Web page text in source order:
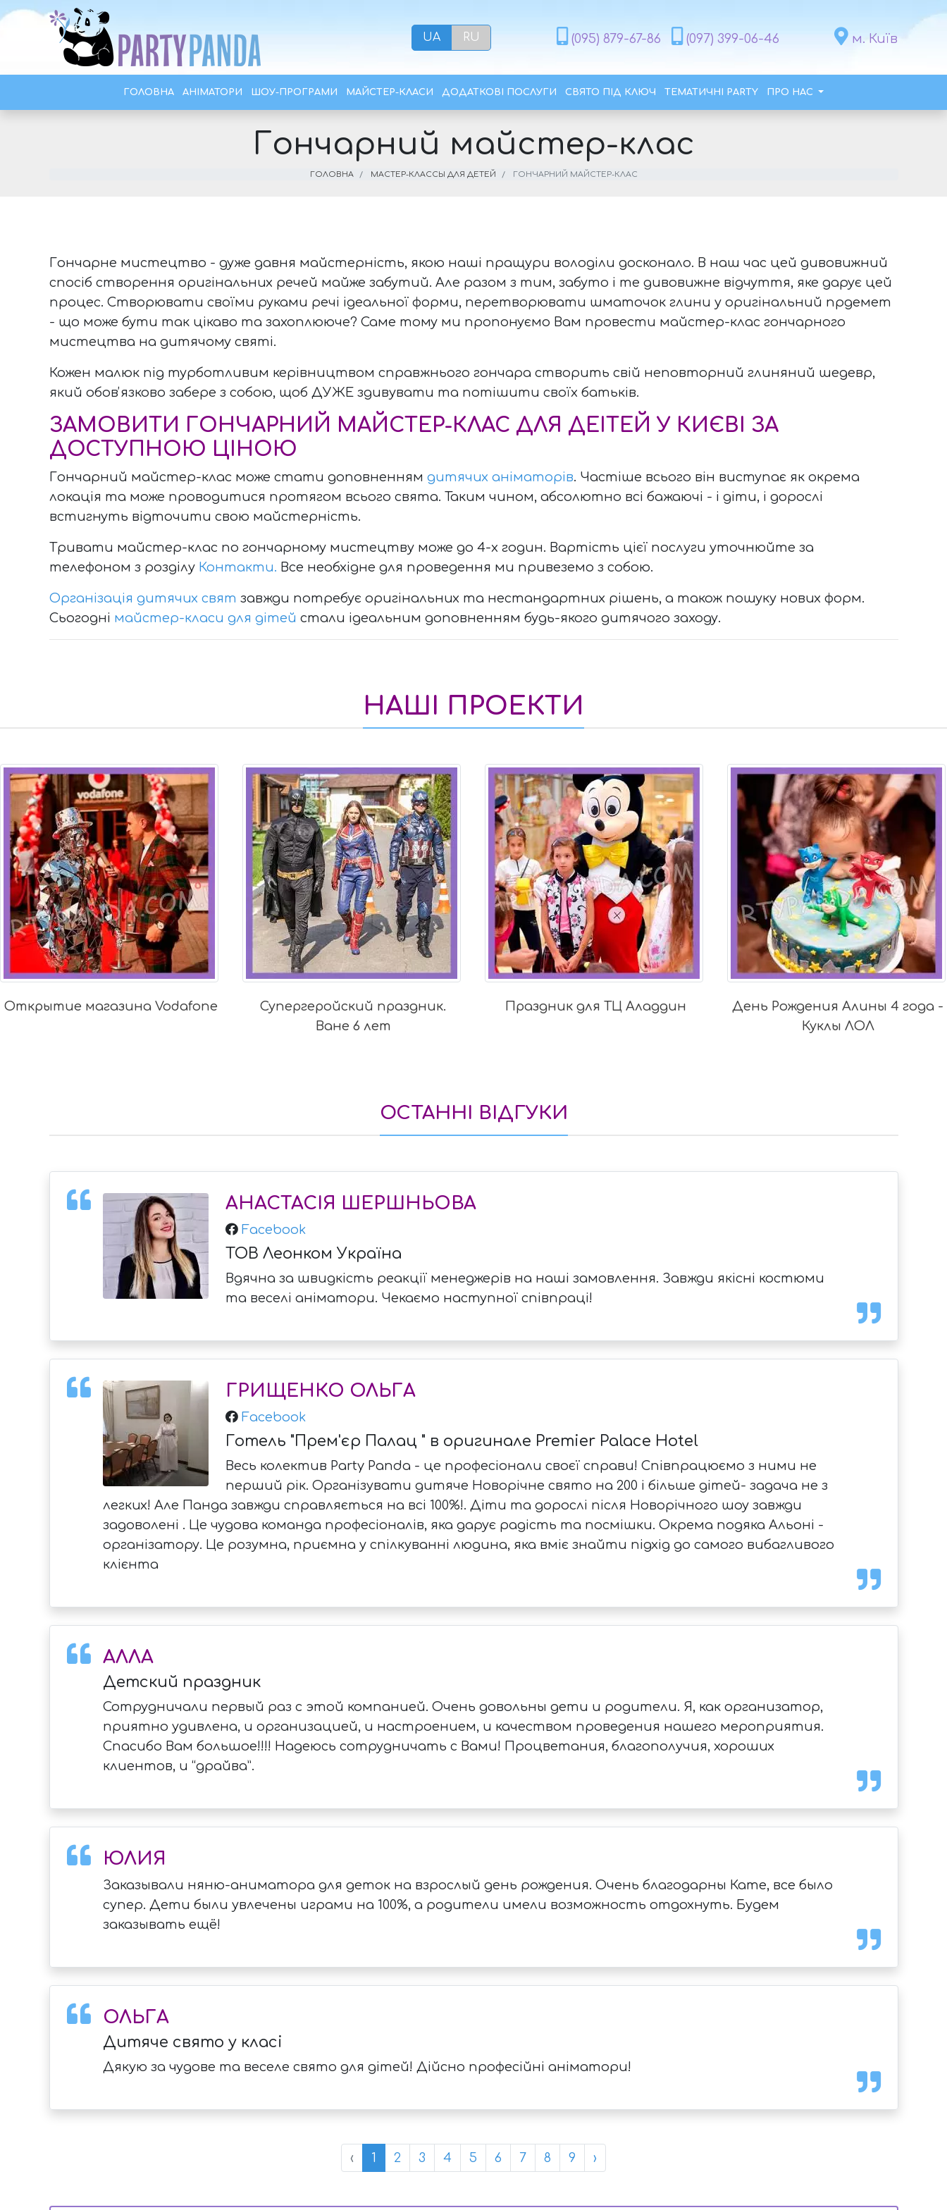
UA RU (095) 879-67-86 (097) 399-06-46 м. Київ
ГОЛОВНА АНІМАТОРИ ШОУ-ПРОГРАМИ МАЙСТЕР-КЛАСИ ДОДАТКОВІ ПОСЛУГИ СВЯТО ПІД КЛЮЧ ТЕМАТИЧНІ PARTY ПРО НАС
Гончарний майстер-клас
ГОЛОВНА МАСТЕР-КЛАССЫ ДЛЯ ДЕТЕЙ ГОНЧАРНИЙ МАЙСТЕР-КЛАС
Гончарне мистецтво - дуже давня майстерність, якою наші пращури володіли досконало. В наш час цей дивовижний
спосіб створення оригінальних речей майже забутий. Але разом з тим, забуто і те дивовижне відчуття, яке дарує цей
процес. Створювати своїми руками речі ідеальної форми, перетворювати шматочок глини у оригінальний прдемет
- що може бути так цікаво та захоплююче? Саме тому ми пропонуємо Вам провести майстер-клас гончарного
мистецтва на дитячому святі.
Кожен малюк під турботливим керівництвом справжнього гончара створить свій неповторний глиняний шедевр,
який обовʼязково забере з собою, щоб ДУЖЕ здивувати та потішити своїх батьків.
ЗАМОВИТИ ГОНЧАРНИЙ МАЙСТЕР-КЛАС ДЛЯ ДЕІТЕЙ У КИЄВІ ЗА
ДОСТУПНОЮ ЦІНОЮ
Гончарний майстер-клас може стати доповненням дитячих аніматорів. Частіше всього він виступає як окрема
локація та може проводитися протягом всього свята. Таким чином, абсолютно всі бажаючі - і діти, і дорослі
встигнуть відточити свою майстерність.
Тривати майстер-клас по гончарному мистецтву може до 4-х годин. Вартість цієї послуги уточнюйте за
телефоном з розділу Контакти. Все необхідне для проведення ми привеземо з собою.
Організація дитячих свят завжди потребує оригінальних та нестандартних рішень, а також пошуку нових форм.
Сьогодні майстер-класи для дітей стали ідеальним доповненням будь-якого дитячого заходу.
НАШІ ПРОЕКТИ
Открытие магазина Vodafone
Супергеройский праздник.
Ване 6 лет
Праздник для ТЦ Аладдин
День Рождения Алины 4 года -
Куклы ЛОЛ
ОСТАННІ ВІДГУКИ
АНАСТАСІЯ ШЕРШНЬОВА
Facebook
ТОВ Леонком Україна
Вдячна за швидкість реакції менеджерів на наші замовлення. Завжди якісні костюми
та веселі аніматори. Чекаємо наступної співпраці!
ГРИЩЕНКО ОЛЬГА
Facebook
Готель "Прем'єр Палац " в оригинале Premier Palace Hotel
Весь колектив Party Panda - це професіонали своєї справи! Співпрацюємо з ними не
перший рік. Організувати дитяче Новорічне свято на 200 і більше дітей- задача не з
легких! Але Панда завжди справляється на всі 100%!. Діти та дорослі після Новорічного шоу завжди
задоволені . Це чудова команда професіоналів, яка дарує радість та посмішки. Окрема подяка Альоні -
організатору. Це розумна, приємна у спілкуванні людина, яка вміє знайти підхід до самого вибагливого
клієнта
АЛЛА
Детский праздник
Сотрудничали первый раз с этой компанией. Очень довольны дети и родители. Я, как организатор,
приятно удивлена, и организацией, и настроением, и качеством проведения нашего мероприятия.
Спасибо Вам большое!!!! Надеюсь сотрудничать с Вами! Процветания, благополучия, хороших
клиентов, и “драйва”.
ЮЛИЯ
Заказывали няню-аниматора для деток на взрослый день рождения. Очень благодарны Кате, все было
супер. Дети были увлечены играми на 100%, а родители имели возможность отдохнуть. Будем
заказывать ещё!
ОЛЬГА
Дитяче свято у класі
Дякую за чудове та веселе свято для дітей! Дійсно професійні аніматори!
‹ 1 2 3 4 5 6 7 8 9 ›